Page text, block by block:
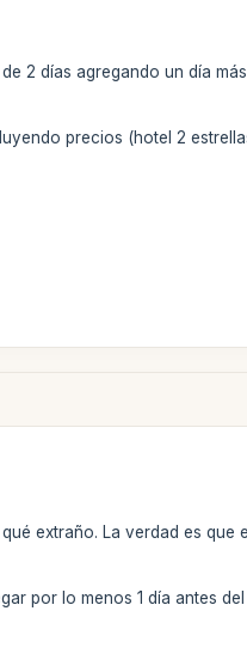
2 días agregando un día
precios (hotel 2
extraño. La verdad es
por lo menos 1 día antes